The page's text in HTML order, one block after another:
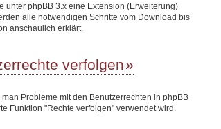
unter phpBB 3.x eine Extension (Erweiterung)
alle notwendigen Schritte vom Download bis
anschaulich erklärt.
verfolgen
Probleme mit den Benutzerrechten in phpBB
Funktion "Rechte verfolgen" verwendet wird.